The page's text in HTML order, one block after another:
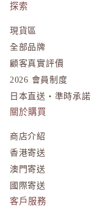
探索
現貨區
全部品牌
顧客真實評價
2026 會員制度
日本直送・準時承諾
關於購買
商店介紹
香港寄送
澳門寄送
國際寄送
客戶服務